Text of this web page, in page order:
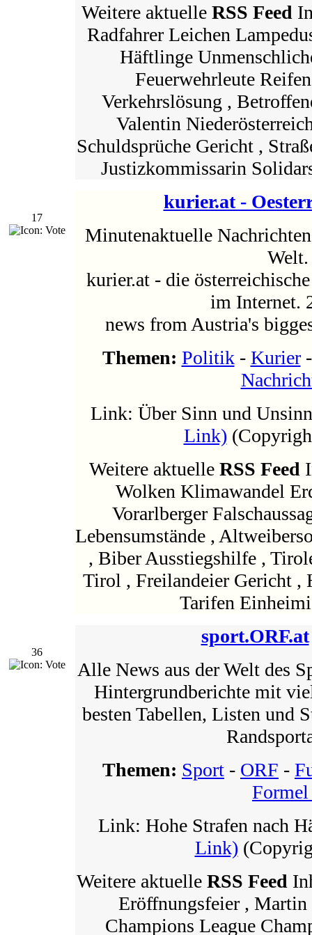
Weitere aktuelle RSS Feed
Radfahrer Leichen
Häftlinge
Feuerwehrleute
Verkehrslösung ,
Valentin
Schuldsprüche Gericht ,
Justizkommissarin
17
kurier.at -
Minutenaktuelle
Welt.
kurier.at - die
im Internet.
news from Austria's
Themen: Politik- Kurier
Link: Über Sinn und
Link)
Weitere aktuelle RSS Feed
Wolken Klimawandel
Vorarlberger
Lebensumstände ,
, Biber Ausstiegshilfe ,
Tirol , Freilandeier Gericht ,
Tarifen
36
sport.ORF.at
Alle News aus der Welt des
Hintergrundberichte mit
besten Tabellen, Listen und
Themen: Sport - ORF -
Link: Hohe Strafen nach
Link)
Weitere aktuelle RSS Feed
Eröffnungsfeier ,
Champions League